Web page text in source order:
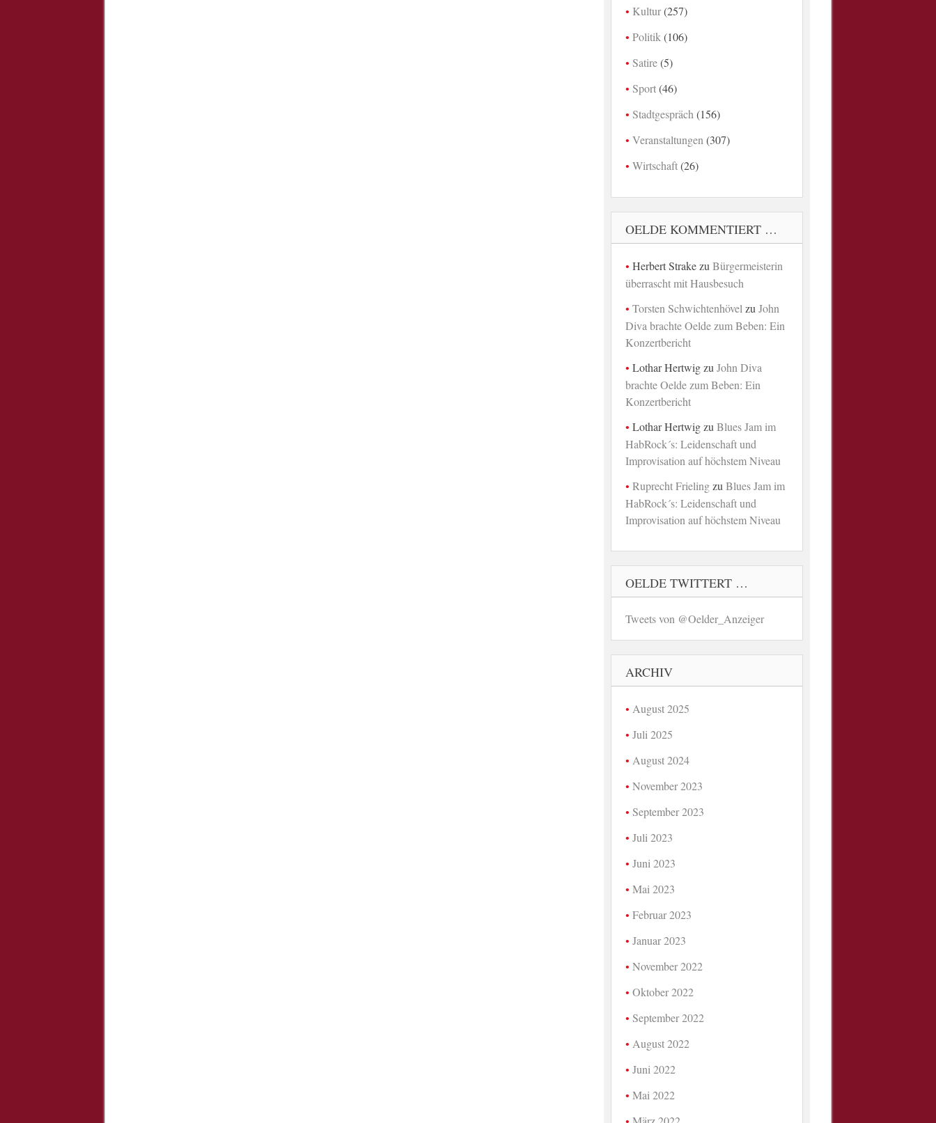
Kultur(257)
Politik (106)
Satire(5)
Sport(46)
Stadtgespräch (156)
Veranstaltungen (307)
Wirtschaft(26)
OELDE KOMMENTIERT …
Herbert Strakezu Bürgermeisterin
überrascht mit Hausbesuch
Torsten Schwichtenhövel zu John
Diva brachte Oelde zum Beben: Ein
Konzertbericht
Lothar Hertwigzu John Diva
brachte Oelde zum Beben: Ein
Konzertbericht
Lothar Hertwigzu Blues Jam im
HabRock´s: Leidenschaft und
Improvisation auf höchstem Niveau
Ruprecht Frielingzu Blues Jam im
HabRock´s: Leidenschaft und
Improvisation auf höchstem Niveau
OELDE TWITTERT …
Tweets von @Oelder_Anzeiger
ARCHIV
August 2025
Juli 2025
August 2024
November 2023
September 2023
Juli 2023
Juni 2023
Mai 2023
Februar 2023
Januar 2023
November 2022
Oktober 2022
September 2022
August 2022
Juni 2022
Mai 2022